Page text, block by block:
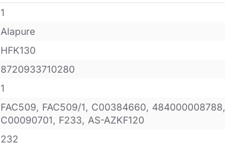
1
Alapure
HFK130
8720933710280
1
FAC509, FAC509/1, C00384660, 484000008788,
C00090701, F233, AS-AZKF120
232